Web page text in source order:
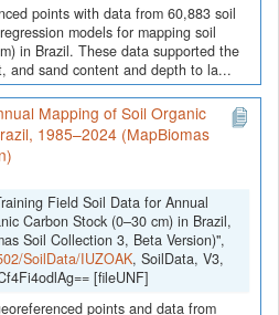
points with data from 60,883 soil
models for mapping soil
in Brazil. These data supported the
and sand content and depth to la...
Mapping of Soil Organic
1985–2024 (MapBiomas
Field Soil Data for Annual
Carbon Stock (0–30 cm) in Brazil,
Soil Collection 3, Beta Version)",
SoilData/IUZOAK, SoilData, V3,
[fileUNF]
points and data from